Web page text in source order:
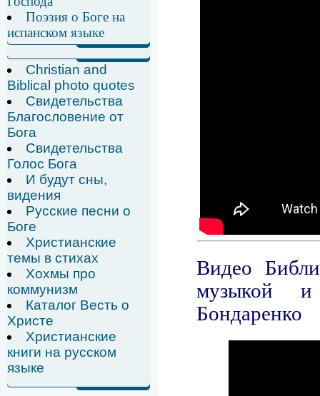
Поэзия о Боге на
испанском языке
Christian and
Biblical photo quotes
Свидетельства
Благословение от
Бога
Свидетельства
Голос Бога
И будут сны,
видения
Русские песни о
Боге
Христианские
темы в стихах
Хохмы про
коммунизм
Каталог Весть о
Христе
Христианские
книги на русском
языке